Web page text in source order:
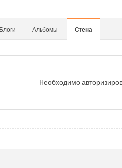
Блоги Альбомы Стена
Необходимо